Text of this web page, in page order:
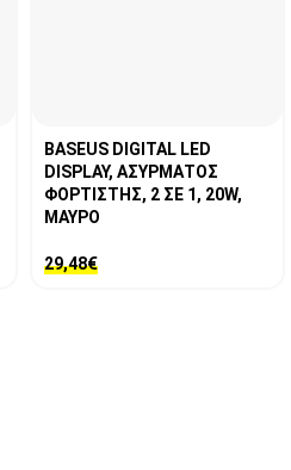
BASEUS DIGITAL LED
DISPLAY, ΑΣΥΡΜΑΤΟΣ
ΦΟΡΤΙΣΤΗΣ, 2 ΣΕ 1, 20W,
ΜΑΥΡΟ
29,48€